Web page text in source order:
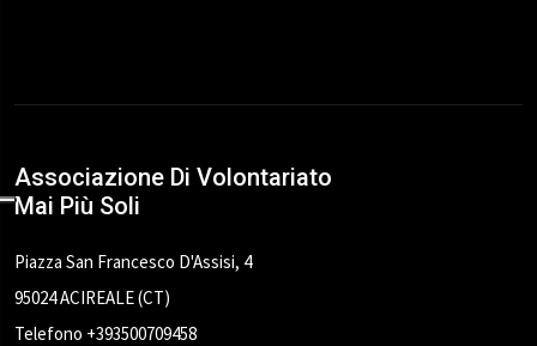
Associazione Di Volontariato
Mai Più Soli
Piazza San Francesco D'Assisi, 4
95024 ACIREALE (CT)
Telefono +393500709458